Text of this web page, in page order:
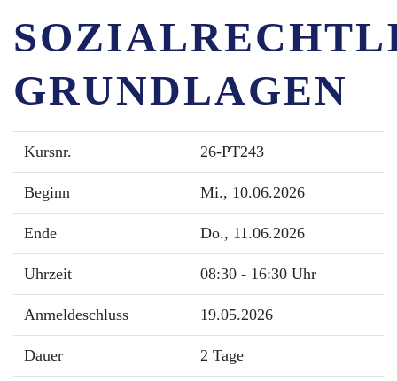
GRUNDLAGEN
Kursnr. 26-PT243
Beginn Mi., 10.06.2026
Ende Do., 11.06.2026
Uhrzeit 08:30 - 16:30 Uhr
Anmeldeschluss 19.05.2026
Dauer 2 Tage